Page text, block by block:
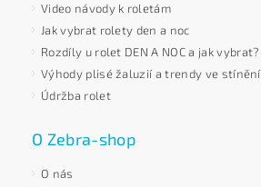
Video návody k roletám
Jak vybrat rolety den a noc
Rozdíly u rolet DEN A NOC a jak vybrat?
Výhody plisé žaluzií a trendy ve stínění
Údržba rolet
O Zebra-shop
O nás